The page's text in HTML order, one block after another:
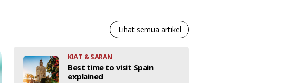
Lihat semua artikel
KIAT & SARAN
Best time to visit Spain
explained